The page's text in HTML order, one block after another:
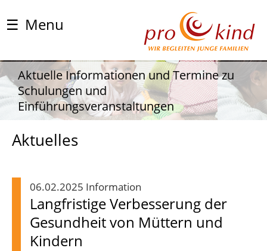
☰ Menu
Aktuelle Informationen und Termine zu
Schulungen und
Einführungsveranstaltungen
Aktuelles
06.02.2025 Information
Langfristige Verbesserung der
Gesundheit von Müttern und
Kindern